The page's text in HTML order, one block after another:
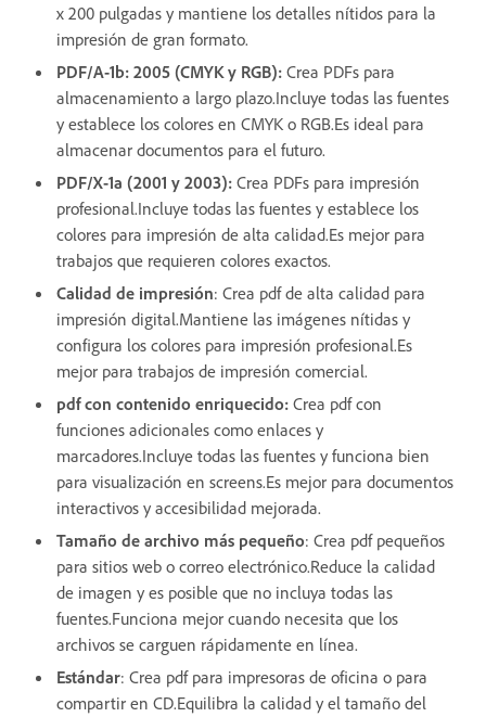
x 200 pulgadas y mantiene los detalles nítidos para la
impresión de gran formato.
PDF/A-1b: 2005 (CMYK y RGB): Crea PDFs para
almacenamiento a largo plazo.Incluye todas las fuentes
y establece los colores en CMYK o RGB.Es ideal para
almacenar documentos para el futuro.
PDF/X-1a (2001 y 2003): Crea PDFs para impresión
profesional.Incluye todas las fuentes y establece los
colores para impresión de alta calidad.Es mejor para
trabajos que requieren colores exactos.
Calidad de impresión: Crea pdf de alta calidad para
impresión digital.Mantiene las imágenes nítidas y
configura los colores para impresión profesional.Es
mejor para trabajos de impresión comercial.
pdf con contenido enriquecido: Crea pdf con
funciones adicionales como enlaces y
marcadores.Incluye todas las fuentes y funciona bien
para visualización en screens.Es mejor para documentos
interactivos y accesibilidad mejorada.
Tamaño de archivo más pequeño: Crea pdf pequeños
para sitios web o correo electrónico.Reduce la calidad
de imagen y es posible que no incluya todas las
fuentes.Funciona mejor cuando necesita que los
archivos se carguen rápidamente en línea.
Estándar: Crea pdf para impresoras de oficina o para
compartir en CD.Equilibra la calidad y el tamaño del